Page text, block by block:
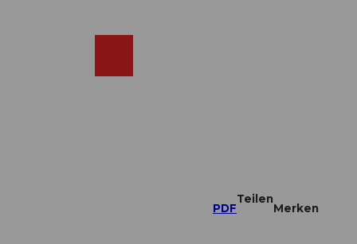
PDF
Teilen
Merken